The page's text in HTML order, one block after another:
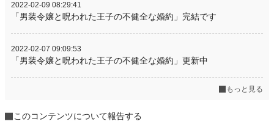
2022-02-09 08:29:41
「男装令嬢と呪われた王子の不健全な婚約」完結です
2022-02-07 09:09:53
「男装令嬢と呪われた王子の不健全な婚約」更新中
もっと見る
このコンテンツについて報告する